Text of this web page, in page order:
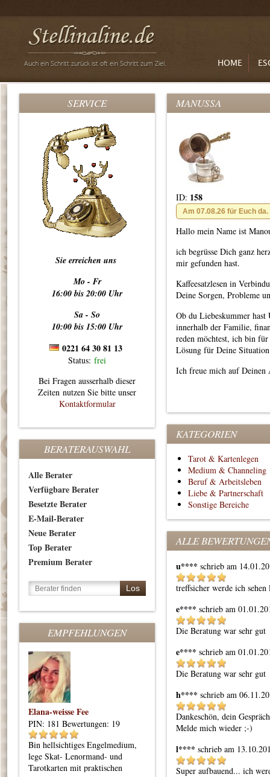
HOME
SERVICE
Sie erreichen uns
Mo - Fr
16:00 bis 20:00 Uhr
Sa - So
10:00 bis 15:00 Uhr
0221 64 30 81 13
Status: frei
Bei Fragen ausserhalb dieser
Zeiten nutzen Sie bitte unser
Kontaktformular
BERATERAUSWAHL
Alle Berater
Verfügbare Berater
Besetzte Berater
E-Mail-Berater
Neue Berater
Top Berater
Premium Berater
EMPFEHLUNGEN
Elana-weisse Fee
PIN: 181 Bewertungen: 19
Bin hellsichtiges Engelmedium,
lege Skat- Lenormand- und
Tarotkarten mit praktischen
MANUSSA
ID: 158
Am 07.08.26 für Euch da.
Hallo mein Name ist
ich begrüsse Dich ganz
mir gefunden hast.
Kaffeesatzlesen in
Deine Sorgen, Probleme
Ob du Liebeskummer
innerhalb der Familie,
reden möchtest, ich bin
Lösung für Deine
Ich freue mich auf
KATEGORIEN
Tarot & Kartenlegen
Medium & Channeling
Beruf & Arbeitsleben
Liebe & Partnerschaft
Sonstige Bereiche
ALLE
u**** schrieb am
treffsicher werde ich
e**** schrieb am
Die Beratung war sehr gut
e**** schrieb am
Die Beratung war sehr gut
h**** schrieb am
Dankeschön, dein
Melde mich wieder ;-)
l**** schrieb am
Super aufbauend... ich